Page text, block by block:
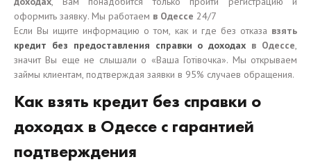
оформить заявку. Мы работаем в Одессе 24/7
Если Вы ищите информацию о том, как и где без отказа взять
кредит без предоставления справки о доходах в Одессе,
значит Вы еще не слышали о «Ваша Готівочка». Мы открываем
займы клиентам, подтверждая заявки в 95% случаев обращения.
Как взять кредит без справки о
доходах в Одессе с гарантией
подтверждения